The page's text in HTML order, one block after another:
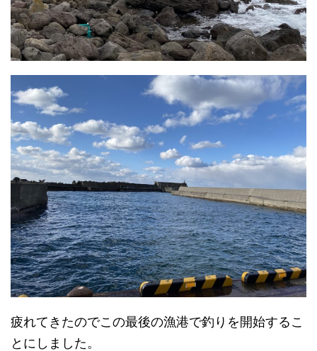
疲れてきたのでこの最後の漁港で釣りを開始するこ
とにしました。